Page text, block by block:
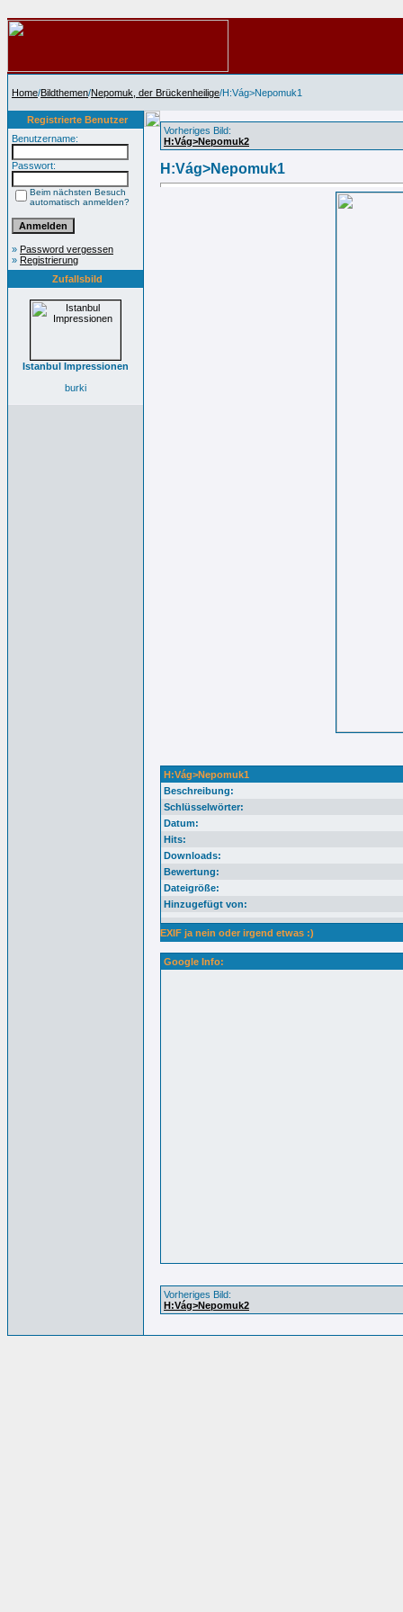
Home/Bildthemen/Nepomuk, der Brückenheilige/H:Vág>Nepomuk1
Registrierte Benutzer
Benutzername:
Passwort:
Beim nächsten Besuch
automatisch anmelden?
» Password vergessen
» Registrierung
Zufallsbild
Istanbul Impressionen
burki
Vorheriges Bild:
H:Vág>Nepomuk2
H:Vág>Nepomuk1
H:Vág>Nepomuk1
Beschreibung:
Schlüsselwörter:
Datum:
Hits:
Downloads:
Bewertung:
Dateigröße:
Hinzugefügt von:
EXIF ja nein oder irgend etwas :)
Google Info:
Vorheriges Bild:
H:Vág>Nepomuk2